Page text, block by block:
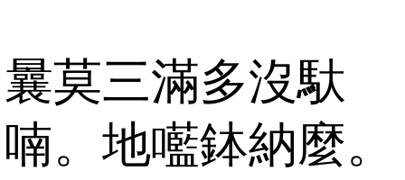
曩莫三滿多沒馱
喃。地㘕鉢納麼。